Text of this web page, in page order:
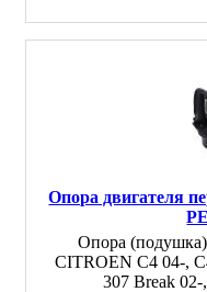
Опора двигателя
Опора (подушка)
CITROEN C4 04-,
307 Break